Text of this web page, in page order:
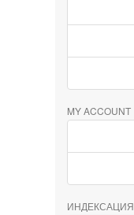
MY ACCOUNT
ИНДЕКСАЦИЯ